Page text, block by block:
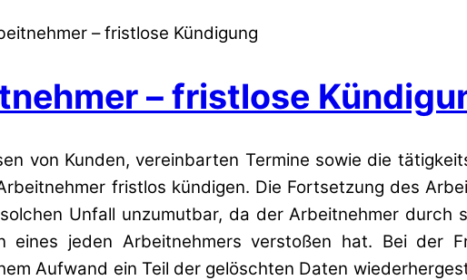
– fristlose Kündigung
– fristlose
von Kunden, vereinbarten Termine sowie die
fristlos kündigen. Die Fortsetzung des
Unfall unzumutbar, da der Arbeitnehmer durch
eines jeden Arbeitnehmers verstoßen hat. Bei der
Aufwand ein Teil der gelöschten Daten